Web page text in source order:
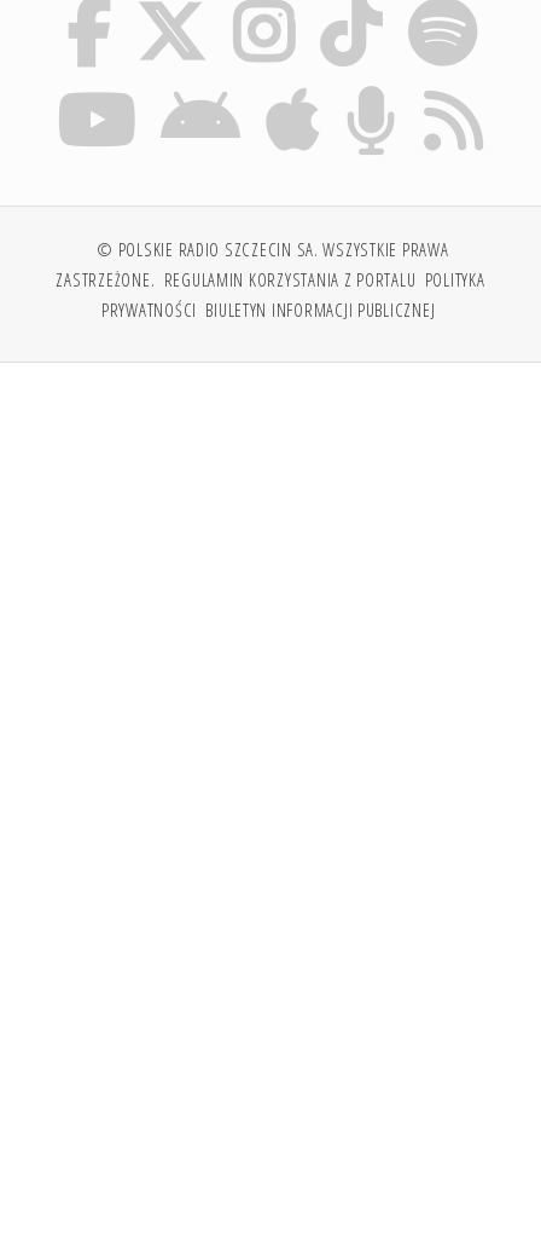
© POLSKIE RADIO SZCZECIN SA. WSZYSTKIE PRAWA
ZASTRZEŻONE. REGULAMIN KORZYSTANIA Z PORTALU POLITYKA
PRYWATNOŚCI BIULETYN INFORMACJI PUBLICZNEJ